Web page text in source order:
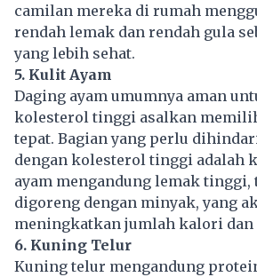
camilan mereka di rumah
rendah lemak dan rendah gula
yang lebih sehat.
5. Kulit Ayam
Daging ayam umumnya aman
kolesterol tinggi asalkan
tepat. Bagian yang perlu
dengan kolesterol tinggi adalah
ayam mengandung lemak
digoreng dengan minyak, yang
meningkatkan jumlah kalori
6. Kuning Telur
Kuning telur mengandung